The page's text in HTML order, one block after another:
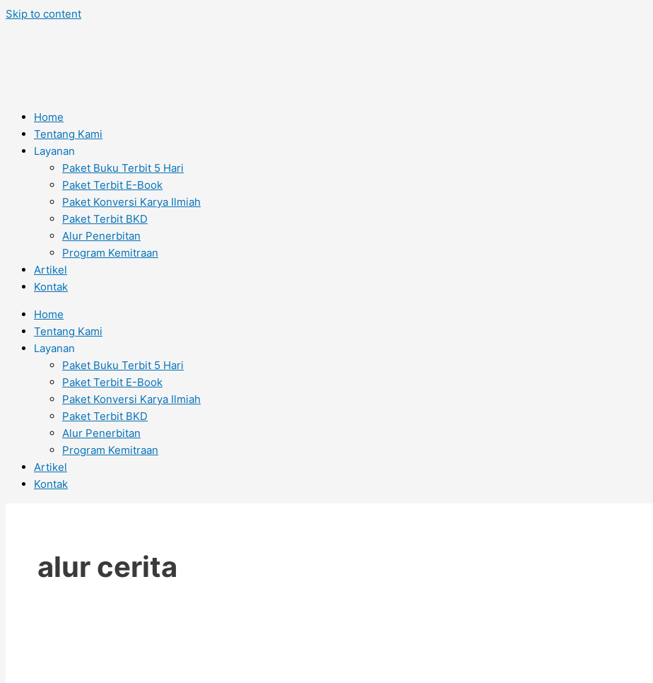
Skip to content
Home
Tentang Kami
Layanan
Paket Buku Terbit 5 Hari
Paket Terbit E-Book
Paket Konversi Karya Ilmiah
Paket Terbit BKD
Alur Penerbitan
Program Kemitraan
Artikel
Kontak
Home
Tentang Kami
Layanan
Paket Buku Terbit 5 Hari
Paket Terbit E-Book
Paket Konversi Karya Ilmiah
Paket Terbit BKD
Alur Penerbitan
Program Kemitraan
Artikel
Kontak
alur cerita